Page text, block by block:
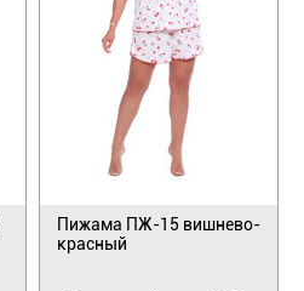
Пижама ПЖ-15 вишнево-
красный